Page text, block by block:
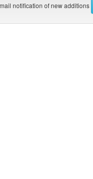
notification of new additions